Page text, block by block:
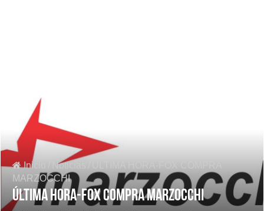
Inicio Noticias
MARZOCCHI
ÚLTIMA HORA-FOX COMPRA MARZOCCHI